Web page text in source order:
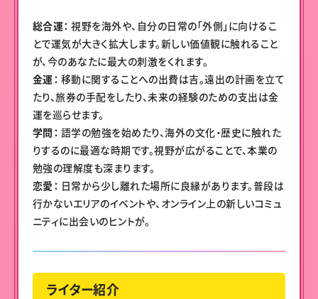
総合運： 視野を海外や、自分の日常の「外側」に向けるこ
とで運気が大きく拡大します。新しい価値観に触れること
が、今のあなたに最大の刺激をくれます。
金運： 移動に関することへの出費は吉。遠出の計画を立て
たり、旅券の手配をしたり、未来の経験のための支出は金
運を巡らせます。
学問： 語学の勉強を始めたり、海外の文化・歴史に触れた
りするのに最適な時期です。視野が広がることで、本業の
勉強の理解度も深まります。
恋愛： 日常から少し離れた場所に良縁があります。普段は
行かないエリアのイベントや、オンライン上の新しいコミュ
ニティに出会いのヒントが。
ライター紹介